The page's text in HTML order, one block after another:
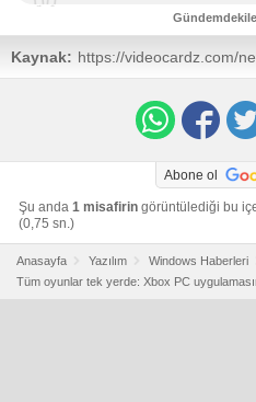
Kaynak: https://videocardz.com/
adds-third-party-
Abone ol
Şu anda 1 misafirin görüntülediği bu
(0,75 sn.)
Anasayfa Yazılım
Windows Haberleri
Tüm oyunlar tek yerde: Xbox PC